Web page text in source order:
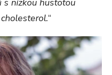
nízkou hustotou
“